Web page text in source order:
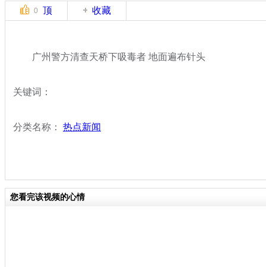
0 顶 收藏
广州警方清查天桥下吸毒者 地面遍布针头
关键词：
分类名称： 热点新闻
您看完该视频的心情